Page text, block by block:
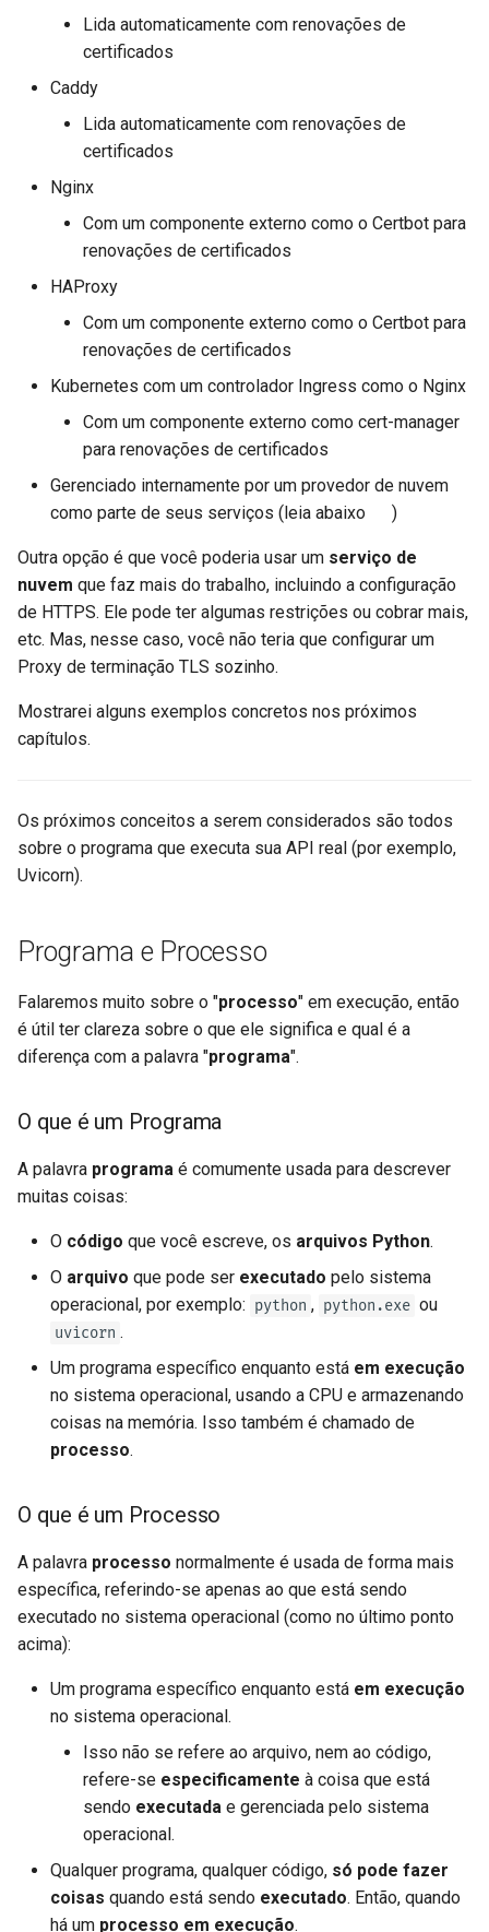
CORS (Cross-Origin Resource
Bancos de Dados SQL
(Relacionais)
Aplicações Maiores -
Múltiplos Arquivos
Eventos Enviados pelo
Servidor (SSE)
Metadados e URLs da
Documentação
Arquivos Estáticos
Testando
Depuração
Verificação Estrita de
Content-Type
Lida automaticamente com renovações de
certificados ✨
Caddy
Lida automaticamente com renovações de
certificados ✨
Nginx
Com um componente externo como o Certbot para
renovações de certificados
HAProxy
Com um componente externo como o Certbot para
renovações de certificados
Kubernetes com um controlador Ingress como o Nginx
Com um componente externo como cert-manager
para renovações de certificados
Gerenciado internamente por um provedor de nuvem
como parte de seus serviços (leia abaixo 👇)
Outra opção é que você poderia usar um serviço de
nuvem que faz mais do trabalho, incluindo a configuração
de HTTPS. Ele pode ter algumas restrições ou cobrar mais,
etc. Mas, nesse caso, você não teria que configurar um
Proxy de terminação TLS sozinho.
Mostrarei alguns exemplos concretos nos próximos
capítulos.
Os próximos conceitos a serem considerados são todos
sobre o programa que executa sua API real (por exemplo,
Uvicorn).
Programa e Processo
Falaremos muito sobre o "processo" em execução, então
é útil ter clareza sobre o que ele significa e qual é a
diferença com a palavra "programa".
O que é um Programa
A palavra programa é comumente usada para descrever
muitas coisas:
O código que você escreve, os arquivos Python.
O arquivo que pode ser executado pelo sistema
operacional, por exemplo: python , python.exe ou
uvicorn .
Um programa específico enquanto está em execução
no sistema operacional, usando a CPU e armazenando
coisas na memória. Isso também é chamado de
processo.
O que é um Processo
A palavra processo normalmente é usada de forma mais
específica, referindo-se apenas ao que está sendo
executado no sistema operacional (como no último ponto
acima):
Um programa específico enquanto está em execução
no sistema operacional.
Isso não se refere ao arquivo, nem ao código,
refere-se especificamente à coisa que está
sendo executada e gerenciada pelo sistema
operacional.
Qualquer programa, qualquer código, só pode fazer
coisas quando está sendo executado. Então, quando
há um processo em execução.